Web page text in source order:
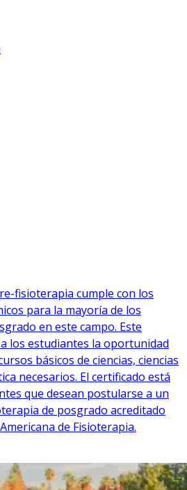
fisioterapia cumple con los
para la mayoría de los
en este campo. Este
los estudiantes la oportunidad
básicos de ciencias, ciencias
necesarios. El certificado está
que desean postularse a un
de posgrado acreditado
de Fisioterapia.